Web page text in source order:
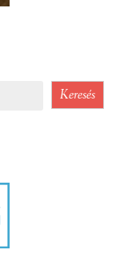
Keresés